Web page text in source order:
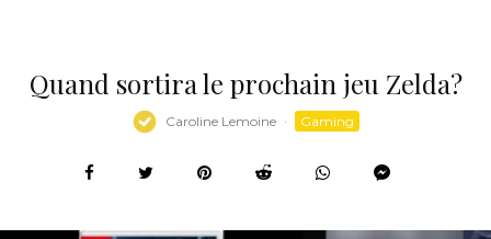
Quand sortira le prochain jeu Zelda?
Caroline Lemoine · Gaming